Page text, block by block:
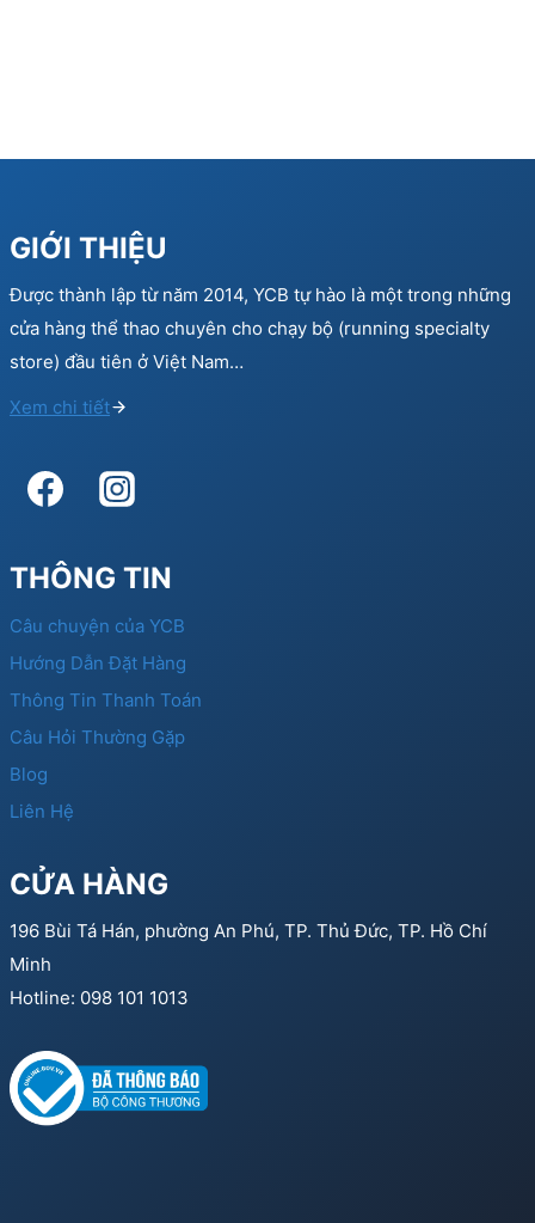
GIỚI THIỆU
Được thành lập từ năm 2014, YCB tự hào là một trong những
cửa hàng thể thao chuyên cho chạy bộ (running specialty
store) đầu tiên ở Việt Nam…
Xem chi tiết
THÔNG TIN
Câu chuyện của YCB
Hướng Dẫn Đặt Hàng
Thông Tin Thanh Toán
Câu Hỏi Thường Gặp
Blog
Liên Hệ
CỬA HÀNG
196 Bùi Tá Hán, phường An Phú, TP. Thủ Đức, TP. Hồ Chí
Minh
Hotline: 098 101 1013